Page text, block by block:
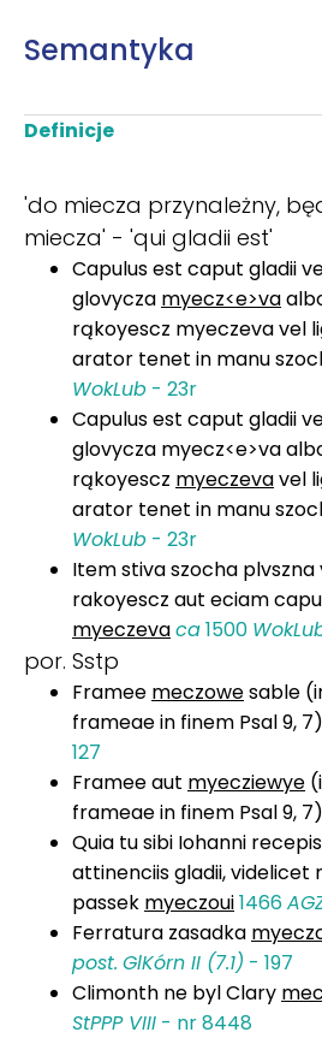
Semantyka
Definicje
'do miecza przynależny,
miecza' - 'qui gladii est'
Capulus est caput gladii
glovycza myecz<e>va
rąkoyescz myeczeva vel
arator tenet in manu
WokLub - 23r
Capulus est caput gladii
glovycza myecz<e>va
rąkoyescz myeczevavel
arator tenet in manu
WokLub - 23r
Item stiva szocha
rakoyescz aut eciam
myeczevaca1500
por. Sstp
Framee meczowesable
frameae in finem Psal 9, 7)
127
Framee aut myecziewye
frameae in finem Psal 9, 7)
Quia tu sibi Iohanni
attinenciis gladii, videlicet
passek myeczoui1466
Ferratura zasadka
post. GlKórn II (7.1) - 197
Climonth ne byl Clary
StPPP VIII - nr 8448